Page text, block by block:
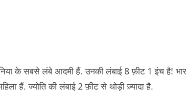
के सबसे लंबे आदमी हैं. उनकी लंबाई 8 फ़ीट 1 इंच है!
हैं. ज्योति की लंबाई 2 फ़ीट से थोड़ी ज़्यादा है.